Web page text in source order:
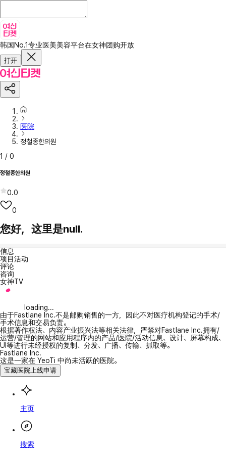
韩国No.1专业医美美容平台在女神团购开放
打开
医院
정철종한의원
1 / 0
정철종한의원
0.0
0
您好，这里是null.
信息
项目活动
评论
咨询
女神TV
loading...
由于Fastlane Inc.不是邮购销售的一方，因此不对医疗机构登记的手术/
手术信息和交易负责。
根据著作权法、内容产业振兴法等相关法律，严禁对Fastlane Inc.拥有/
运营/管理的网站和应用程序内的产品/医院/活动信息、设计、屏幕构成、
UI等进行未经授权的复制、分发、广播、传输、抓取等。
Fastlane Inc.
这是一家在 YeoTi 中尚未活跃的医院。
宝藏医院上线申请
主页
搜索